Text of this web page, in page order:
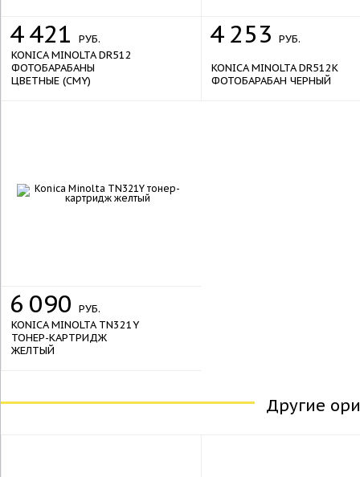
4421
РУБ.
KONICA MINOLTA DR512
ФОТОБАРАБАНЫ
ЦВЕТНЫЕ (CMY)
4 253 РУБ.
KONICA MINOLTA DR512K
ФОТОБАРАБАН ЧЕРНЫЙ
6 090 РУБ.
KONICA MINOLTA TN321Y
ТОНЕР-КАРТРИДЖ
ЖЕЛТЫЙ
Другие